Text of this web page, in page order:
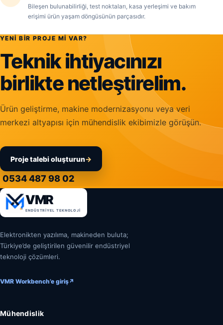
Bileşen bulunabilirliği, test noktaları, kasa yerleşimi ve bakım
erişimi ürün yaşam döngüsünün parçasıdır.
YENI BIR PROJE MI VAR?
Teknik ihtiyacınızı
birlikte netleştirelim.
Ürün geliştirme, makine modernizasyonu veya veri
merkezi altyapısı için mühendislik ekibimizle görüşün.
Proje talebi oluşturun→
0534 487 98 02
VMR
ENDÜSTRIYEL TEKNOLOJI
Elektronikten yazılıma, makineden buluta;
Türkiye’de geliştirilen güvenilir endüstriyel
teknoloji çözümleri.
VMR Workbench’e giriş↗
Mühendislik